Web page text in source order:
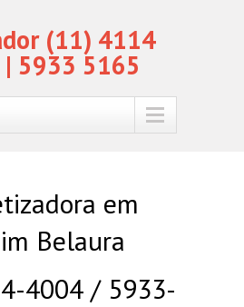
(11) 4114
5933 5165
em
Belaura
4004 / 5933-